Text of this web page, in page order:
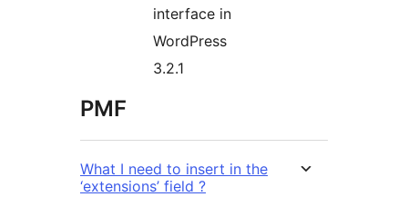
interface in
WordPress
3.2.1
PMF
What I need to insert in the
‘extensions’ field ?